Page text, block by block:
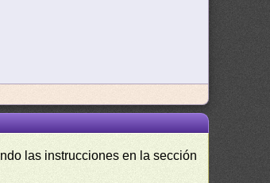
las instrucciones en la sección